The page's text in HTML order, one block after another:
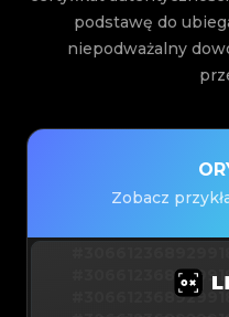
podstawę do
niepodważalny
Zobacz